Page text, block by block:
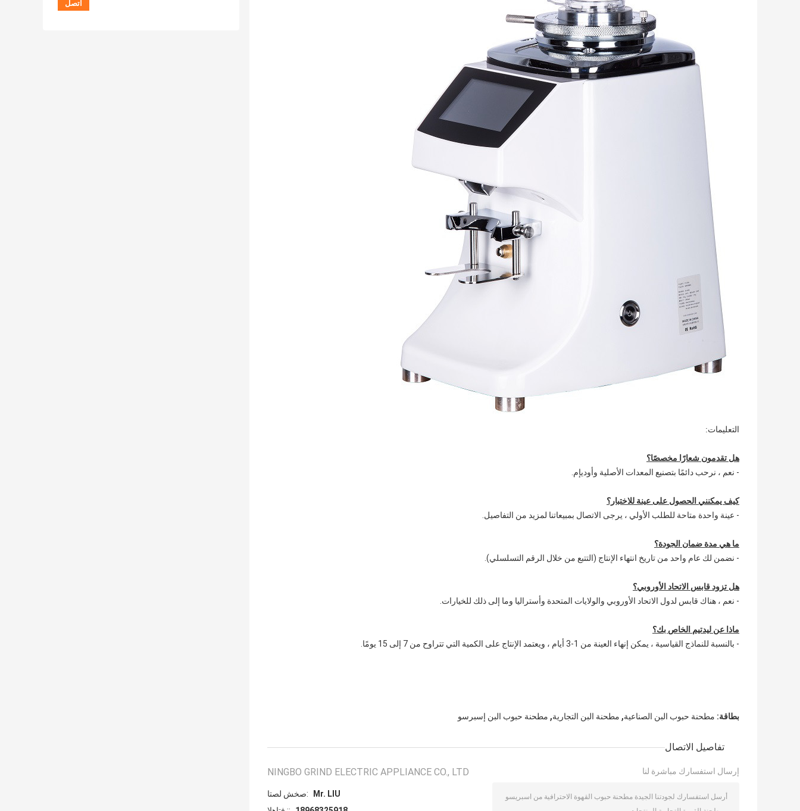
التعليمات:
هل تقدمون شعارًا مخصصًا؟
- نعم ، نرحب دائمًا بتصنيع المعدات الأصلية وأوديإم.
كيف يمكنني الحصول على عينة للاختبار؟
- عينة واحدة متاحة للطلب الأولي ، يرجى الاتصال بمبيعاتنا لمزيد من التفاصيل.
ما هي مدة ضمان الجودة؟
- نضمن لك عام واحد من تاريخ انتهاء الإنتاج (التتبع من خلال الرقم التسلسلي).
هل تزود قابس الاتحاد الأوروبي؟
- نعم ، هناك قابس لدول الاتحاد الأوروبي والولايات المتحدة وأستراليا وما إلى ذلك للخيارات.
ماذا عن ليدتيم الخاص بك؟
- بالنسبة للنماذج القياسية ، يمكن إنهاء العينة من 1-3 أيام ، ويعتمد الإنتاج على الكمية التي تتراوح من 7 إلى 15 يومًا.
بطاقة: مطحنة حبوب البن الصناعية, مطحنة البن التجارية, مطحنة حبوب البن إسبرسو
تفاصيل الاتصال
NINGBO GRIND ELECTRIC APPLIANCE CO., LTD
اتصل شخص:
Mr. LIU
إرسال استفسارك مباشرة لنا